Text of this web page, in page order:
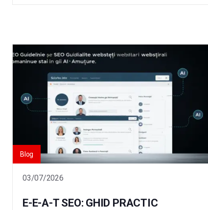
Blog
03/07/2026
E-E-A-T SEO: GHID PRACTIC